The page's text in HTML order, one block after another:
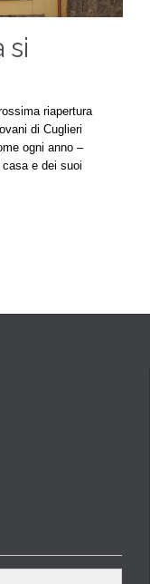
si
riapertura
di Cuglieri
ogni anno –
casa e dei suoi